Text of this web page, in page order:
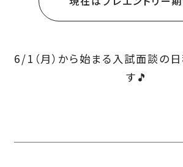
6/1（月）から始まる入試面談の
す🎵